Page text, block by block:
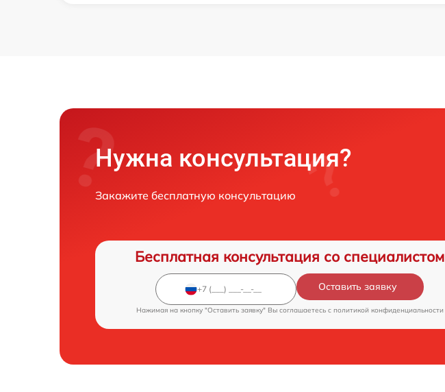
Нужна консультация?
Закажите бесплатную консультацию
Бесплатная консультация со специалистом
Оставить заявку
Нажимая на кнопку "Оставить заявку" Вы соглашаетесь c политикой конфиденциальности